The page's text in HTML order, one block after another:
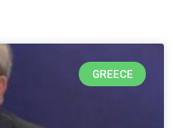
GREECE